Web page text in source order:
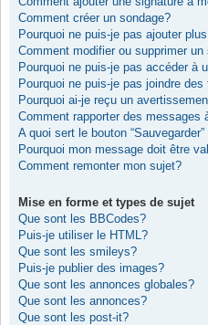
Comment créer un sondage?
Pourquoi ne puis-je pas ajouter
Comment modifier ou supprimer un
Pourquoi ne puis-je pas accéder à
Pourquoi ne puis-je pas joindre
Pourquoi ai-je reçu un
Comment rapporter des messages
A quoi sert le bouton
Pourquoi mon message doit être
Comment remonter mon sujet?
Mise en forme et types de sujet
Que sont les BBCodes?
Puis-je utiliser le HTML?
Que sont les smileys?
Puis-je publier des images?
Que sont les annonces globales?
Que sont les annonces?
Que sont les post-it?